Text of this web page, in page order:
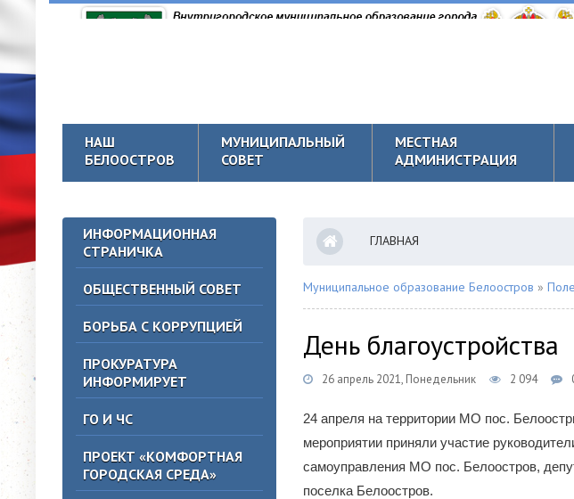
НАШ
БЕЛООСТРОВ
МУНИЦИПАЛЬНЫЙ
СОВЕТ
МЕСТНАЯ
АДМИНИСТРАЦИЯ
ИНФОРМАЦИОННАЯ
СТРАНИЧКА
ОБЩЕСТВЕННЫЙ СОВЕТ
БОРЬБА С КОРРУПЦИЕЙ
ПРОКУРАТУРА
ИНФОРМИРУЕТ
ГО И ЧС
ПРОЕКТ «КОМФОРТНАЯ
ГОРОДСКАЯ СРЕДА»
ГЛАВНАЯ
Муниципальное образование Белоостров »
День благоустройства
26 апрель 2021, Понедельник 2 094
24 апреля на территории МО пос.
мероприятии приняли участие
самоуправления МО пос. Белоостров,
поселка Белоостров.